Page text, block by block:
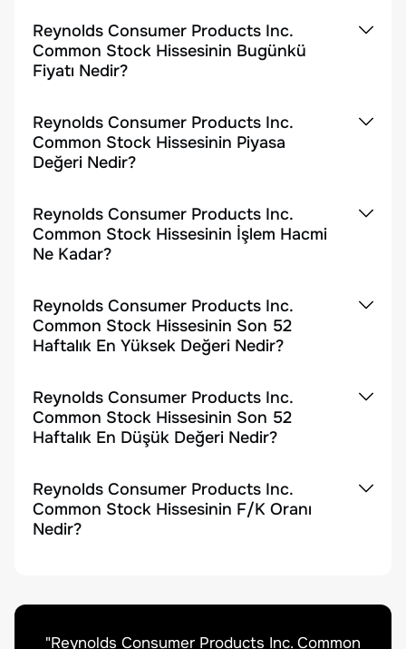
Reynolds Consumer Products Inc.
Common Stock Hissesinin Bugünkü
Fiyatı Nedir?
Reynolds Consumer Products Inc.
Common Stock Hissesinin Piyasa
Değeri Nedir?
Reynolds Consumer Products Inc.
Common Stock Hissesinin İşlem Hacmi
Ne Kadar?
Reynolds Consumer Products Inc.
Common Stock Hissesinin Son 52
Haftalık En Yüksek Değeri Nedir?
Reynolds Consumer Products Inc.
Common Stock Hissesinin Son 52
Haftalık En Düşük Değeri Nedir?
Reynolds Consumer Products Inc.
Common Stock Hissesinin F/K Oranı
Nedir?
"Reynolds Consumer Products Inc. Common